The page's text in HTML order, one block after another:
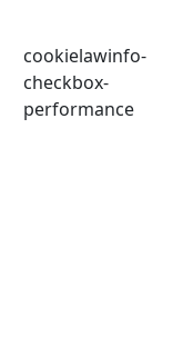
cookielawinfo-
checkbox-
performance